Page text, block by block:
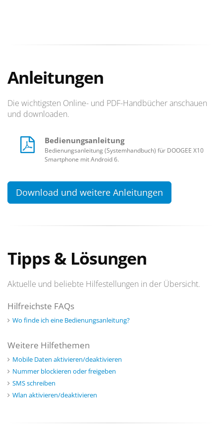
Anleitungen
Die wichtigsten Online- und PDF-Handbücher anschauen
und downloaden.
Bedienungsanleitung
Bedienungsanleitung (Systemhandbuch) für DOOGEE X10
Smartphone mit Android 6.
Download und weitere Anleitungen
Tipps & Lösungen
Aktuelle und beliebte Hilfestellungen in der Übersicht.
Hilfreichste FAQs
Wo finde ich eine Bedienungsanleitung?
Weitere Hilfethemen
Mobile Daten aktivieren/deaktivieren
Nummer blockieren oder freigeben
SMS schreiben
Wlan aktivieren/deaktivieren